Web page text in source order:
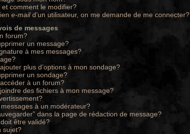
et comment le modifier?
e-maild’un utilisateur, on me demande de me connecter?
de messages
forum?
un message?
à mes messages?
plus d’options à mon sondage?
un sondage?
à un forum?
des fichiers à mon message?
à un modérateur?
dans la page de rédaction de message?
être validé?
sujet?